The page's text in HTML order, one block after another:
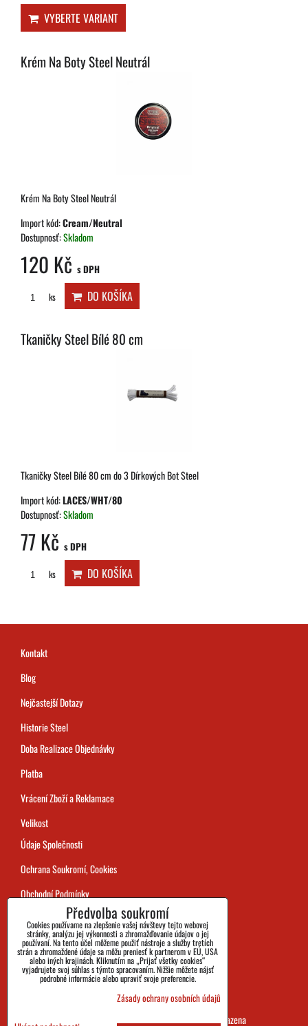
VYBERTE VARIANT
Krém Na Boty Steel Neutrál
Krém Na Boty Steel Neutrál
Import kód:Cream/Neutral
Dostupnosť:Skladom
120 Kč s DPH
ks DO KOŠÍKA
Tkaničky Steel Bílé 80 cm
Tkaničky Steel Bílé 80 cm do 3 Dírkových Bot Steel
Import kód:LACES/WHT/80
Dostupnosť:Skladom
77 Kč s DPH
ks DO KOŠÍKA
Kontakt
Blog
Nejčastejší Dotazy
Historie Steel
Doba Realizace Objednávky
Platba
Vrácení Zboží a Reklamace
Velikost
Údaje Společnosti
Ochrana Soukromí, Cookies
Obchodní Podmínky
Sledování Zásilek
SHOES&BOOTS s.r.o. 2026 všechna práva vyhrazena
Předvolba soukromí
Cookies používame na zlepšenie vašej návštevy tejto webovej
stránky, analýzu jej výkonnosti a zhromažďovanie údajov o jej
používaní. Na tento účel môžeme použiť nástroje a služby tretích
strán a zhromaždené údaje sa môžu preniesť k partnerom v EÚ, USA
alebo iných krajinách. Kliknutím na „Prijať všetky cookies“
vyjadrujete svoj súhlas s týmto spracovaním. Nižšie môžete nájsť
podrobné informácie alebo upraviť svoje preferencie.
Zásady ochrany osobních údajů